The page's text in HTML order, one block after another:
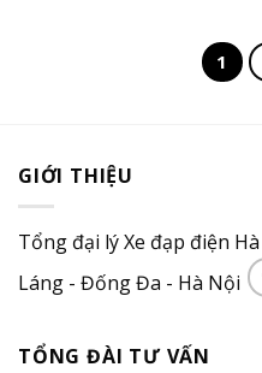
1
GIỚI THIỆU
Tổng đại lý Xe đạp điện
Láng - Đống Đa - Hà Nội
TỔNG ĐÀI TƯ VẤN